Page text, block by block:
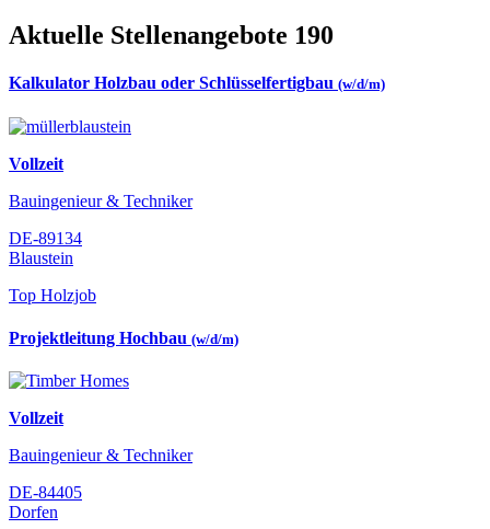
Aktuelle Stellenangebote 190
Kalkulator Holzbau oder Schlüsselfertigbau (w/d/m)
Vollzeit
Bauingenieur & Techniker
DE-89134
Blaustein
Top Holzjob
Projektleitung Hochbau (w/d/m)
Vollzeit
Bauingenieur & Techniker
DE-84405
Dorfen